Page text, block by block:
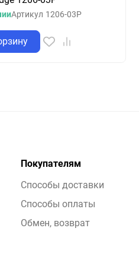
Артикул 1206-03P
Покупателям
Способы доставки
Способы оплаты
Обмен, возврат